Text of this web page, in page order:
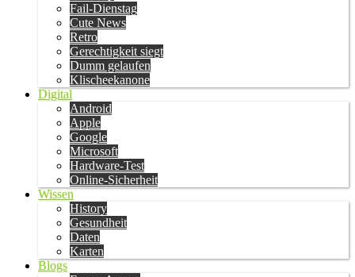
Fail-Dienstag
Cute News
Retro
Gerechtigkeit siegt
Dumm gelaufen
Klischeekanone
Digital
Android
Apple
Google
Microsoft
Hardware-Test
Online-Sicherheit
Wissen
History
Gesundheit
Daten
Karten
Blogs